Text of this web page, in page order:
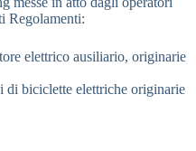
Regolamenti:
elettrico ausiliario, originarie
di biciclette elettriche originarie